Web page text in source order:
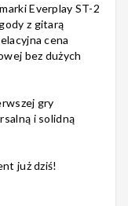
Everplay ST-2
z gitarą
cena
bez dużych
gry
i solidną
już dziś!